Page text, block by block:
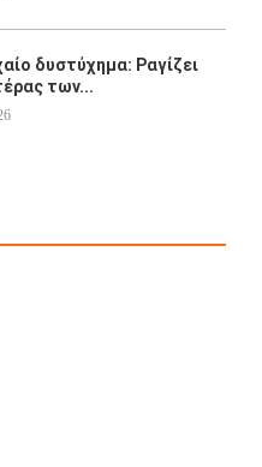
δυστύχημα: Ραγίζει
των...